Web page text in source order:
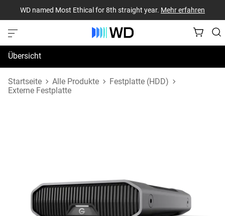
WD named Most Ethical for 8th straight year. Mehr erfahren
Übersicht
Technische Daten
Startseite Alle Produkte
Festplatte (HDD)
Externe Festplatte